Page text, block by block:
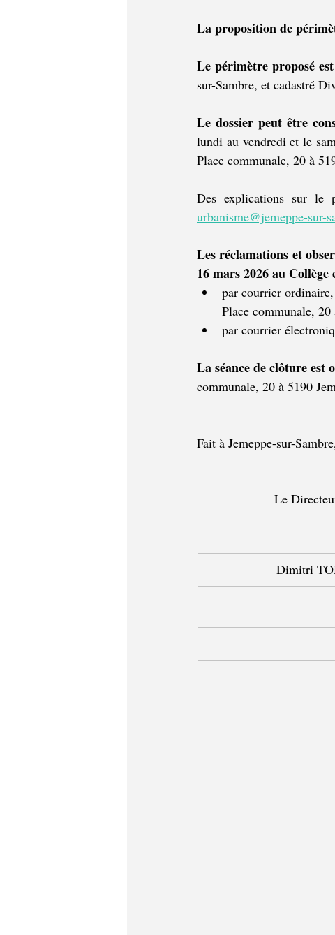
La proposition de
Le périmètre proposé
sur-Sambre, et cadastré
Le dossier peut être
lundi au vendredi et le
Place communale, 20 à
urbanisme@jemeppe-sur-
Les réclamations et
16 mars 2026 au
par courrier
Place communale, 20
par courrier
La séance de clôture est
communale, 20 à 5190
Fait à Jemeppe-sur-
Le
Dimitri